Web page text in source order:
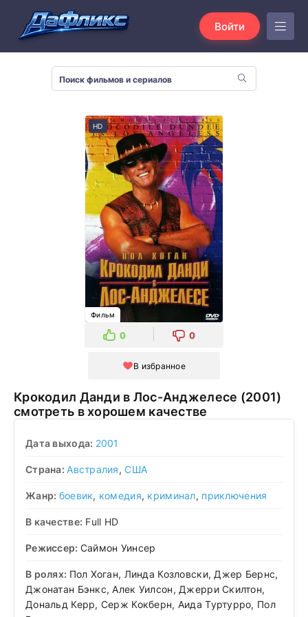
Войти
HD
Фильм
0 0
В избранное
Крокодил Данди в Лос-Анджелесе (2001)
смотреть в хорошем качестве
Дата выхода: 2001
Страна: Австралия,США
Жанр: боевик, комедия, криминал, приключения
В качестве: Full HD
Режиссер: Саймон Уинсер
В ролях: Пол Хоган, Линда Козловски, Джер Бернс,
Джонатан Бэнкс, Алек Уилсон, Джерри Скилтон,
Дональд Керр, Серж Кокберн, Аида Туртурро, Пол